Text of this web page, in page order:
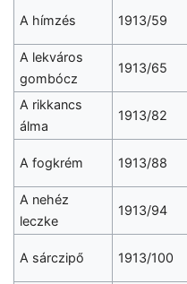
A hímzés 1913/59
A lekváros
gombócz
1913/65
A rikkancs
álma
1913/82
A fogkrém 1913/88
A nehéz
leczke
1913/94
A sárczipő 1913/100